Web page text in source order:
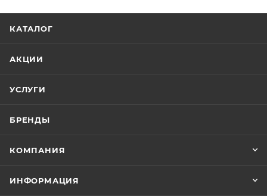
КАТАЛОГ
АКЦИИ
УСЛУГИ
БРЕНДЫ
КОМПАНИЯ
ИНФОРМАЦИЯ